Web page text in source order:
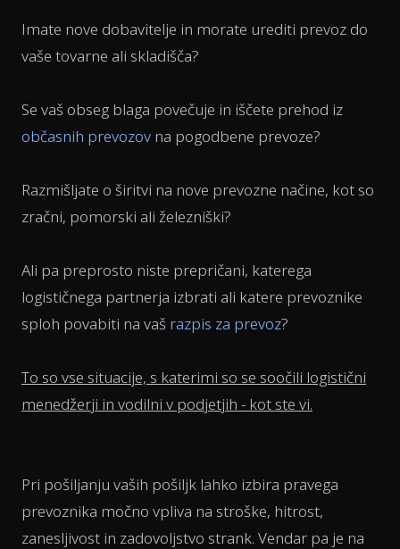
Imate nove dobavitelje in morate urediti prevoz do
vaše tovarne ali skladišča?
Se vaš obseg blaga povečuje in iščete prehod iz
občasnih prevozov na pogodbene prevoze?
Razmišljate o širitvi na nove prevozne načine, kot so
zračni, pomorski ali železniški?
Ali pa preprosto niste prepričani, katerega
logističnega partnerja izbrati ali katere prevoznike
sploh povabiti na vaš razpis za prevoz?
To so vse situacije, s katerimi so se soočili logistični
menedžerji in vodilni v podjetjih - kot ste vi.
Pri pošiljanju vaših pošiljk lahko izbira pravega
prevoznika močno vpliva na stroške, hitrost,
zanesljivost in zadovoljstvo strank. Vendar pa je na